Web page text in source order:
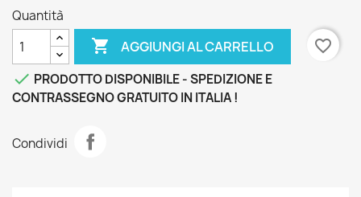
Quantità
 AGGIUNGI AL CARRELLO
favorite_border
 PRODOTTO DISPONIBILE - SPEDIZIONE E
CONTRASSEGNO GRATUITO IN ITALIA !
Condividi